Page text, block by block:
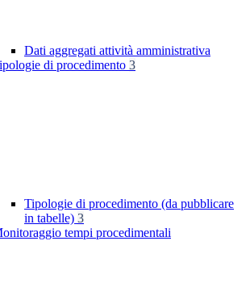
Dati aggregati attività amministrativa
di procedimento 3
Tipologie di procedimento (da pubblicare
in tabelle) 3
tempi procedimentali